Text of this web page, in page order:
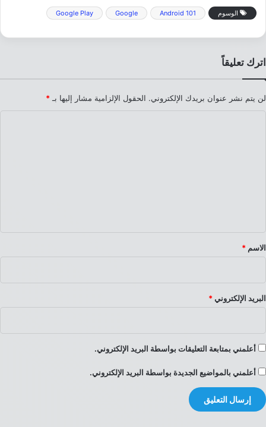
الوسوم Android 101
Google
Google Play
اترك تعليقاً
لن يتم نشر عنوان بريدك الإلكتروني. الحقول الإلزامية مشار إليها بـ *
*
الاسم *
البريد الإلكتروني *
أعلمني بمتابعة التعليقات بواسطة البريد الإلكتروني.
أعلمني بالمواضيع الجديدة بواسطة البريد الإلكتروني.